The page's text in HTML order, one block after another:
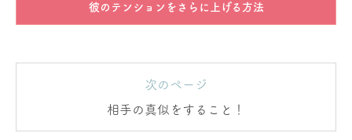
彼のテンションをさらに上げる方法
次のページ
相手の真似をすること！